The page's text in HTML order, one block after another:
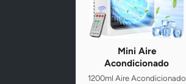
Mini Aire
Acondicionado
1200ml Aire Acondicionado